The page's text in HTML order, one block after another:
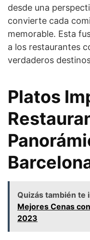
desde una
convierte cada
memorable. Esta
a los restaurantes
verdaderos
Platos
Quizás también te
Mejores Cenas
2023